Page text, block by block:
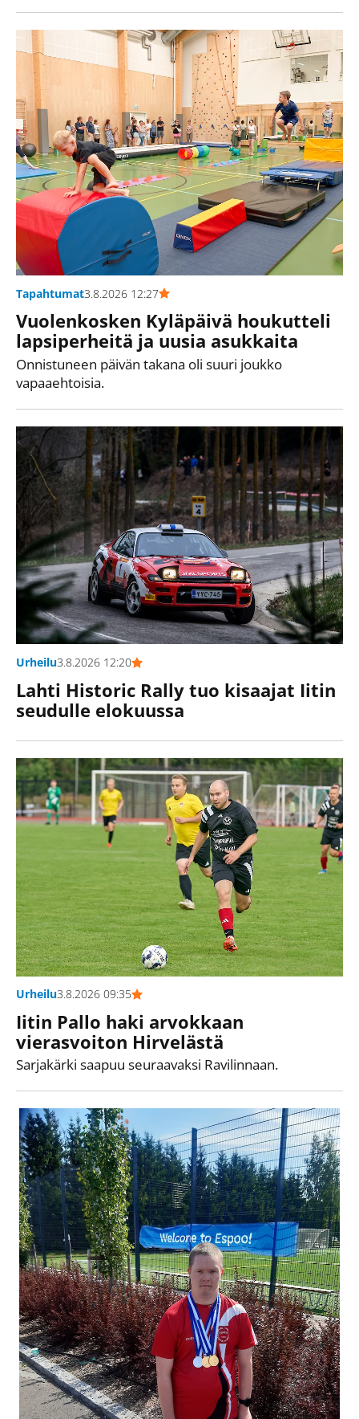
Tapahtumat3.8.2026 12:27
Vuolenkosken Kyläpäivä houkutteli
lapsiperheitä ja uusia asukkaita
Onnistuneen päivän takana oli suuri joukko
vapaaehtoisia.
Urheilu3.8.2026 12:20
Lahti Historic Rally tuo kisaajat Iitin
seudulle elokuussa
Urheilu3.8.2026 09:35
Iitin Pallo haki arvokkaan
vierasvoiton Hirvelästä
Sarjakärki saapuu seuraavaksi Ravilinnaan.